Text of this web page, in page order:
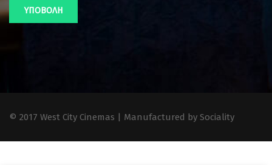
© 2017 West City Cinemas | Manufactured by Sociality